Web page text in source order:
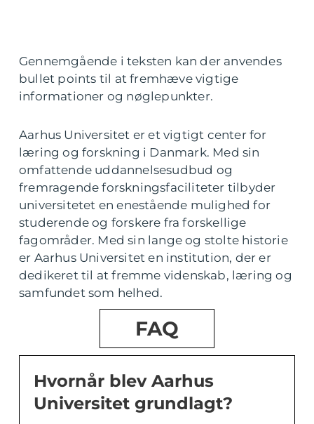
Gennemgående i teksten kan der anvendes
bullet points til at fremhæve vigtige
informationer og nøglepunkter.
Aarhus Universitet er et vigtigt center for
læring og forskning i Danmark. Med sin
omfattende uddannelsesudbud og
fremragende forskningsfaciliteter tilbyder
universitetet en enestående mulighed for
studerende og forskere fra forskellige
fagområder. Med sin lange og stolte historie
er Aarhus Universitet en institution, der er
dedikeret til at fremme videnskab, læring og
samfundet som helhed.
FAQ
Hvornår blev Aarhus
Universitet grundlagt?